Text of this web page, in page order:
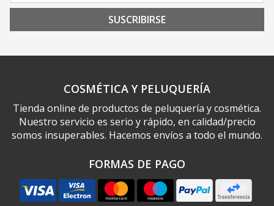
SUSCRIBIRSE
COSMÉTICA Y PELUQUERÍA
Tienda online de productos de peluquería y cosmética.
Nuestro servicio es serio y rápido, en calidad/precio
somos insuperables. Hacemos envíos a todo el mundo.
FORMAS DE PAGO